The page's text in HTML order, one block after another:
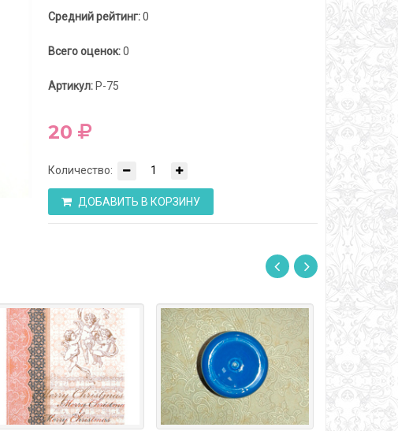
Средний рейтинг:0
Всего оценок:0
Артикул:Р-75
20
Количество:
ДОБАВИТЬ В КОРЗИНУ